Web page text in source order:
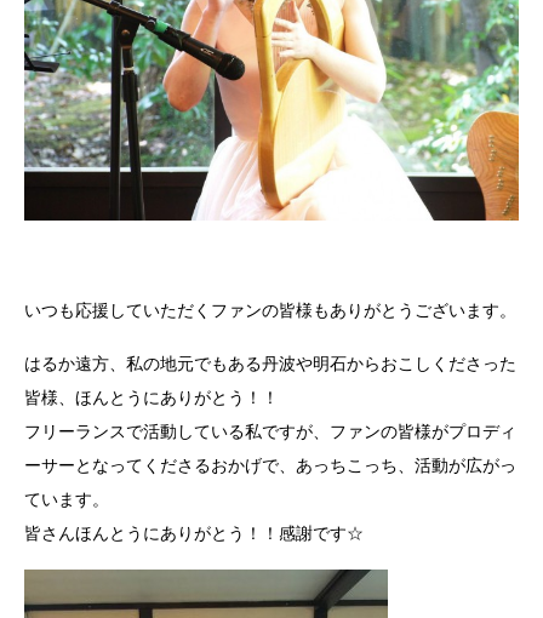
いつも応援していただくファンの皆様もありがとうございます。
はるか遠方、私の地元でもある丹波や明石からおこしくださった
皆様、ほんとうにありがとう！！
フリーランスで活動している私ですが、ファンの皆様がプロディ
ーサーとなってくださるおかげで、あっちこっち、活動が広がっ
ています。
皆さんほんとうにありがとう！！感謝です☆